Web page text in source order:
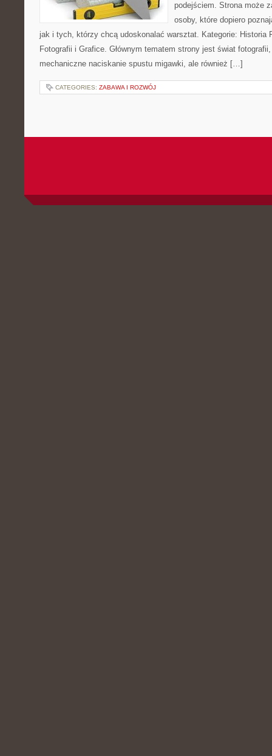
podejściem. Strona może
osoby, które dopiero
jak i tych, którzy chcą udoskonalać warsztat. Kategorie: Historia
Fotografii i Grafice. Głównym tematem strony jest świat
mechaniczne naciskanie spustu migawki, ale również […]
CATEGORIES: ZABAWA I ROZWÓJ